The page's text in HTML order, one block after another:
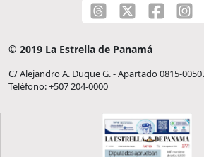
© 2019 La Estrella de Panamá
C/ Alejandro A. Duque G. - Apartado 0815-
Teléfono: +507 204-0000